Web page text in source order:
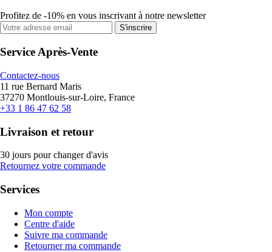
Profitez de -10% en vous inscrivant à notre newsletter
S'inscrire
Service Après-Vente
Contactez-nous
11 rue Bernard Maris
37270 Montlouis-sur-Loire, France
+33 1 86 47 62 58
Livraison et retour
30 jours pour changer d'avis
Retournez votre commande
Services
Mon compte
Centre d'aide
Suivre ma commande
Retourner ma commande